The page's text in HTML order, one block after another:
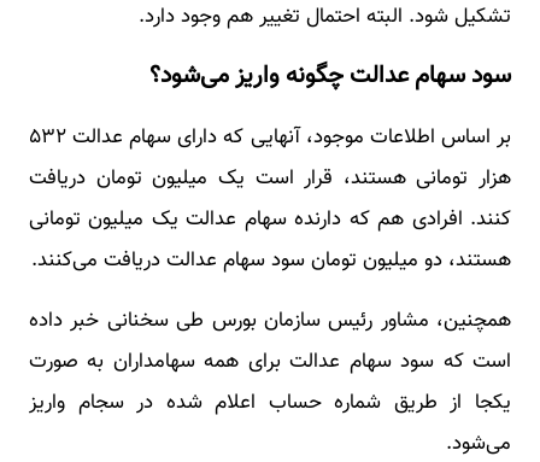
تشکیل شود. البته احتمال تغییر هم وجود دارد.
سود سهام عدالت چگونه واریز می‌شود؟
بر اساس اطلاعات موجود، آنهایی که دارای سهام عدالت ۵۳۲
هزار تومانی هستند، قرار است یک میلیون تومان دریافت
کنند. افرادی هم که دارنده سهام عدالت یک میلیون تومانی
هستند، دو میلیون تومان سود سهام عدالت دریافت می‌کنند.
همچنین، مشاور رئیس سازمان بورس طی سخنانی خبر داده
است که سود سهام عدالت برای همه سهامداران به صورت
یکجا از طریق شماره حساب اعلام شده در سجام واریز
می‌شود.